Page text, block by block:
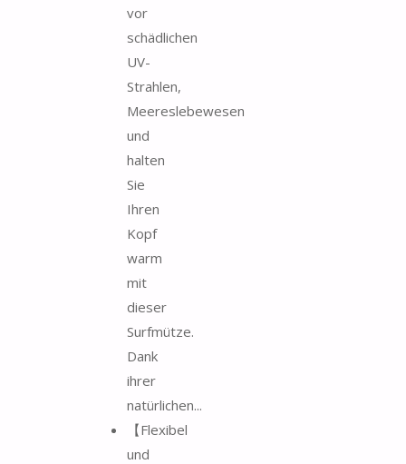
vor
schädlichen
UV-
Strahlen,
Meereslebewesen
und
halten
Sie
Ihren
Kopf
warm
mit
dieser
Surfmütze.
Dank
ihrer
natürlichen...
【Flexibel
und